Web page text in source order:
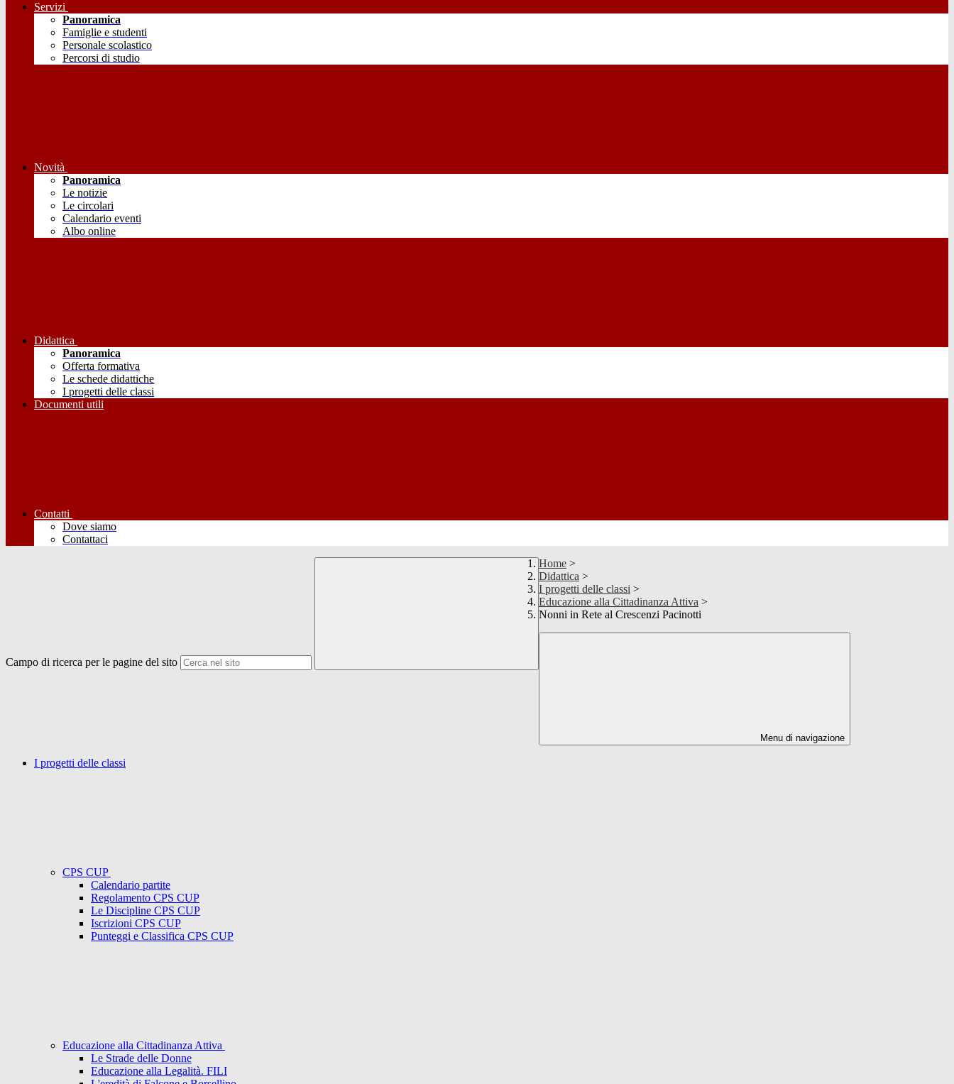
Servizi
Panoramica
Famiglie e studenti
Personale scolastico
Percorsi di studio
Novità
Panoramica
Le notizie
Le circolari
Calendario eventi
Albo online
Didattica
Panoramica
Offerta formativa
Le schede didattiche
I progetti delle classi
Documenti utili
Contatti
Dove siamo
Contattaci
Campo di ricerca per le pagine del sito
Home >
Didattica >
I progetti delle classi >
Educazione alla Cittadinanza Attiva >
Nonni in Rete al Crescenzi Pacinotti
Menu di navigazione
I progetti delle classi
CPS CUP
Calendario partite
Regolamento CPS CUP
Le Discipline CPS CUP
Iscrizioni CPS CUP
Punteggi e Classifica CPS CUP
Educazione alla Cittadinanza Attiva
Le Strade delle Donne
Educazione alla Legalità. FILI